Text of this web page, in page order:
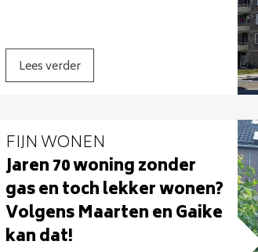
Lees verder
FIJN WONEN
Jaren 70 woning zonder
gas en toch lekker wonen?
Volgens Maarten en Gaike
kan dat!